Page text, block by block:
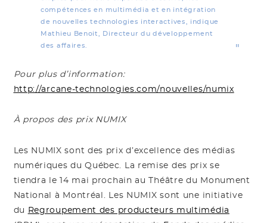
compétences en multimédia et en intégration
de nouvelles technologies interactives, indique
Mathieu Benoit, Directeur du développement
des affaires.
Pour plus d’information:
http://arcane-technologies.com/nouvelles/numix
À propos des prix NUMIX
Les NUMIX sont des prix d’excellence des médias
numériques du Québec. La remise des prix se
tiendra le 14 mai prochain au Théâtre du Monument
National à Montréal. Les NUMIX sont une initiative
du
Regroupement des producteurs multimédia